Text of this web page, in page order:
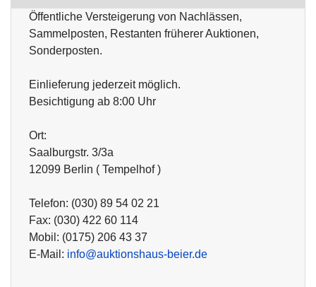
Öffentliche Versteigerung von Nachlässen,
Sammelposten, Restanten früherer Auktionen,
Sonderposten.
Einlieferung jederzeit möglich.
Besichtigung ab 8:00 Uhr
Ort:
Saalburgstr. 3/3a
12099 Berlin ( Tempelhof )
Telefon: (030) 89 54 02 21
Fax: (030) 422 60 114
Mobil: (0175) 206 43 37
E-Mail: info@auktionshaus-beier.de